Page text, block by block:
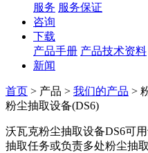
服务 服务保证
咨询
下载
产品手册 产品技术资料
新闻
首页 > 产品 > 我们的产品 >
粉尘抽取设备(DS6)
沃瓦克粉尘抽取设备DS6可
抽取任务或负责多处粉尘抽